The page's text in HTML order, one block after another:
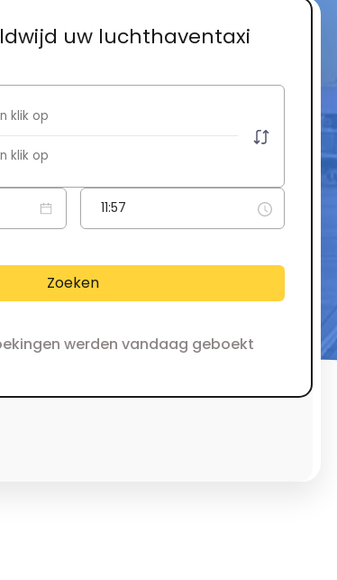
uw luchthaventaxi
Zoeken
werden vandaag geboekt